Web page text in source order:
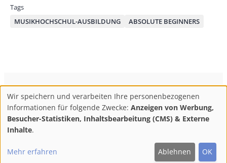
Tags
MUSIKHOCHSCHUL-AUSBILDUNG
ABSOLUTE BEGINNERS
Footer
ConBrio Kulturmedienhaus AGB
Datenschutz
Impressum
Info & Kontakt
Abo kündigen / Widerruf der Bestellung
Use
of
personal
data
and
Wir speichern und verarbeiten Ihre personenbezogenen
Informationen für folgende Zwecke: Anzeigen von Werbung,
Besucher-Statistiken, Inhaltsbearbeitung (CMS) & Externe
Inhalte.
Mehr erfahren Ablehnen OK